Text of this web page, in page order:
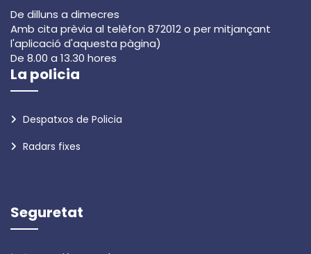
De dilluns a dimecres
Amb cita prèvia al telèfon 872012 o per mitjançant
l'aplicació d'aquesta pàgina)
De 8.00 a 13.30 hores
La policia
Despatxos de Policia
Radars fixes
Seguretat